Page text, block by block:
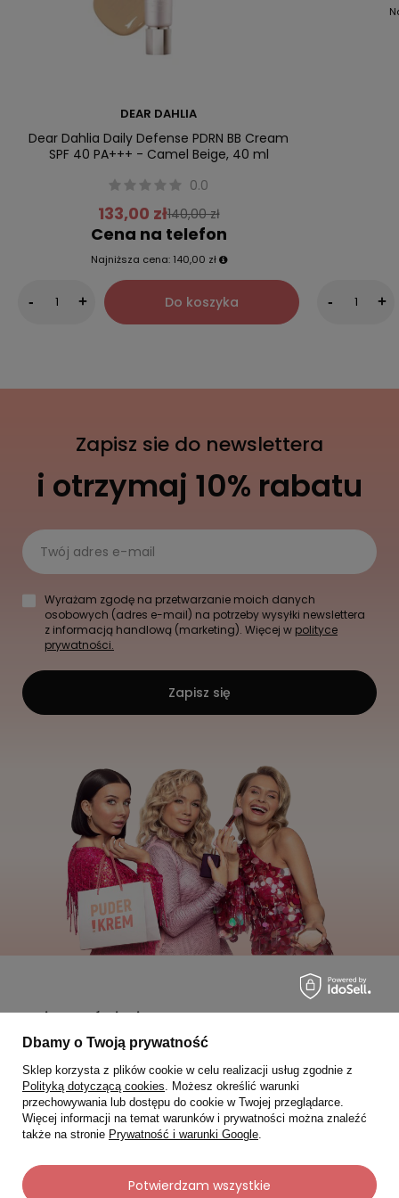
DEAR DAHLIA
Dear Dahlia Daily Defense PDRN BB Cream
SPF 40 PA+++ - Camel Beige, 40 ml
0.0
133,00 zł140,00 zł
Cena na telefon
Najniższa cena: 140,00 zł
- + Do koszyka - +
Zapisz sie do newslettera
i otrzymaj 10% rabatu
Twój adres e-mail
Wyrażam zgodę na przetwarzanie moich danych
osobowych (adres e-mail) na potrzeby wysyłki newslettera
z informacją handlową (marketing). Więcej w polityce
prywatności.
Zapisz się
Moje zamówienia
Status zamówienia
Śledzenie przesyłki
Chcę zareklamować produkt
Chcę zwrócić produkt
Chcę wymienić towar
Dbamy o Twoją prywatność
Sklep korzysta z plików cookie w celu realizacji usług zgodnie z
Polityką dotyczącą cookies. Możesz określić warunki
przechowywania lub dostępu do cookie w Twojej przeglądarce.
Więcej informacji na temat warunków i prywatności można znaleźć
także na stronie Prywatność i warunki Google.
Potwierdzam wszystkie